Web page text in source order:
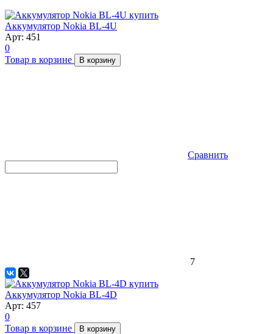
Аккумулятор Nokia BL-4U
Арт: 451
0
Товар в корзине
В корзину
Сравнить
7
Аккумулятор Nokia BL-4D
Арт: 457
0
Товар в корзине
В корзину